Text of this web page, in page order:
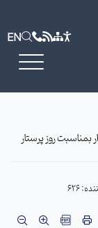
EN
بمناسبت روز پرستار
626